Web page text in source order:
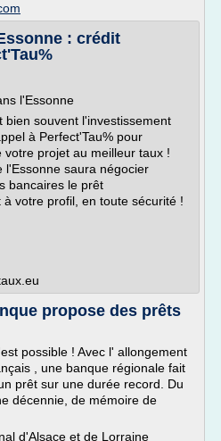
: crédit
l'Essonne
bien souvent l'investissement
à Perfect'Tau% pour
projet au meilleur taux !
l'Essonne saura négocier
bancaires le prêt
votre profil, en toute sécurité !
propose des prêts
possible ! Avec l' allongement
, une banque régionale fait
prêt sur une durée record. Du
décennie, de mémoire de
d'Alsace et de Lorraine